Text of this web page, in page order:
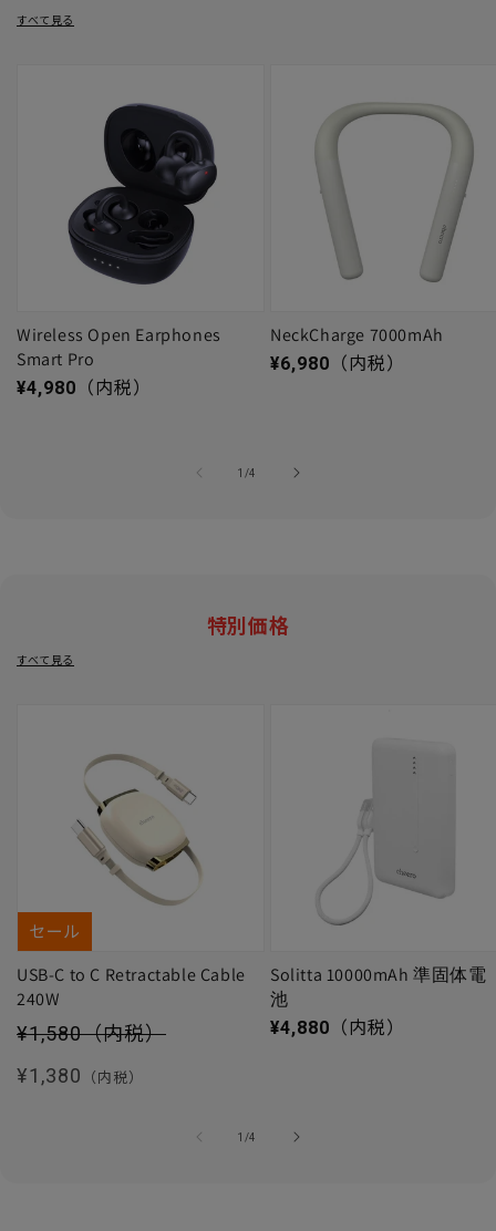
すべて見る
Wireless Open Earphones
Smart Pro
通常価格
¥4,980 （内税）
NeckCharge 7000mAh
通常価格
¥6,980 （内税）
1 /
の4
特別価格
すべて見る
セール
USB-C to C Retractable Cable
240W
セール価格
¥1,580（内税）
通常価格
¥1,380 （内税）
Solitta 10000mAh 準固体電
池
通常価格
¥4,880 （内税）
1 /
の4